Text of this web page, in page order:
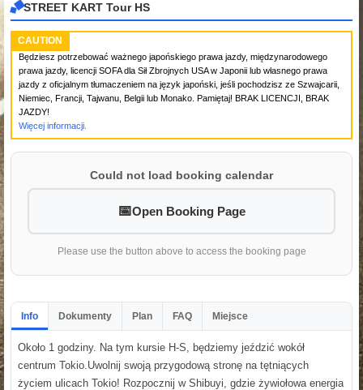
STREET KART Tour HS
CAUTION
Będziesz potrzebować ważnego japońskiego prawa jazdy, międzynarodowego
prawa jazdy, licencji SOFA dla Sił Zbrojnych USA w Japonii lub własnego prawa
jazdy z oficjalnym tłumaczeniem na język japoński, jeśli pochodzisz ze Szwajcarii,
Niemiec, Francji, Tajwanu, Belgii lub Monako. Pamiętaj! BRAK LICENCJI, BRAK
JAZDY!
Więcej informacji.
Could not load booking calendar
Open Booking Page
Please use the button above to access the booking page
Info Dokumenty Plan FAQ Miejsce
Około 1 godziny. Na tym kursie H-S, będziemy jeździć wokół
centrum Tokio.Uwolnij swoją przygodową stronę na tętniących
życiem ulicach Tokio! Rozpocznij w Shibuyi, gdzie żywiołowa energia